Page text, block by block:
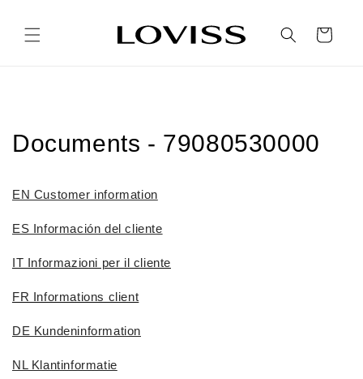
Inhalt
Warenkorb
Documents - 79080530000
EN Customer information
ES Información del cliente
IT Informazioni per il cliente
FR Informations client
DE Kundeninformation
NL Klantinformatie